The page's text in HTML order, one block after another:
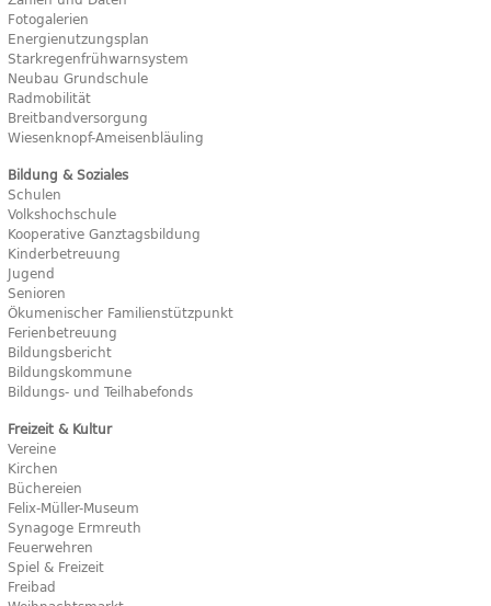
Fotogalerien
Energienutzungsplan
Starkregenfrühwarnsystem
Neubau Grundschule
Radmobilität
Breitbandversorgung
Wiesenknopf-Ameisenbläuling
Bildung & Soziales
Schulen
Volkshochschule
Kooperative Ganztagsbildung
Kinderbetreuung
Jugend
Senioren
Ökumenischer Familienstützpunkt
Ferienbetreuung
Bildungsbericht
Bildungskommune
Bildungs- und Teilhabefonds
Freizeit & Kultur
Vereine
Kirchen
Büchereien
Felix-Müller-Museum
Synagoge Ermreuth
Feuerwehren
Spiel & Freizeit
Freibad